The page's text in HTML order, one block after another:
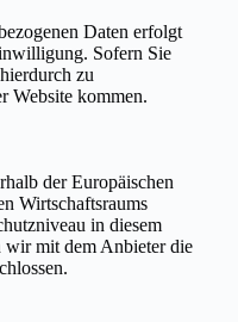
Daten erfolgt
Sofern Sie
zu
Website kommen.
der Europäischen
Wirtschaftsraums
in diesem
wir mit dem Anbieter die